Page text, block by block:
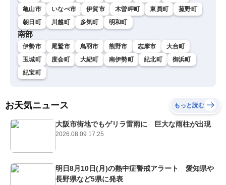
亀山市
いなべ市 伊賀市 木曽岬町 東員町
菰野町
朝日町
川越町 多気町 明和町
南部
伊勢市 尾鷲市 鳥羽市 熊野市 志摩市
大台町
玉城町
度会町 大紀町 南伊勢町 紀北町
御浜町
紀宝町
お天気ニュース もっと読む
大阪市街地でもゲリラ雷雨に 巨大な雨柱が出現
2026.08.09 17:25
明日8月10日(月)の熱中症警戒アラート 愛知県や
長野県など5県に発表